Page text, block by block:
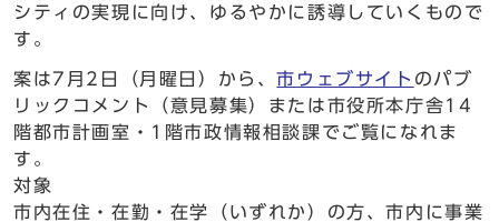
シティの実現に向け、ゆるやかに誘導していくもので
す。
案は7月2日（月曜日）から、市ウェブサイト のパブ
リックコメント（意見募集）または市役所本庁舎14
階都市計画室・1階市政情報相談課でご覧になれま
す。
対象
市内在住・在勤・在学（いずれか）の方、市内に事業